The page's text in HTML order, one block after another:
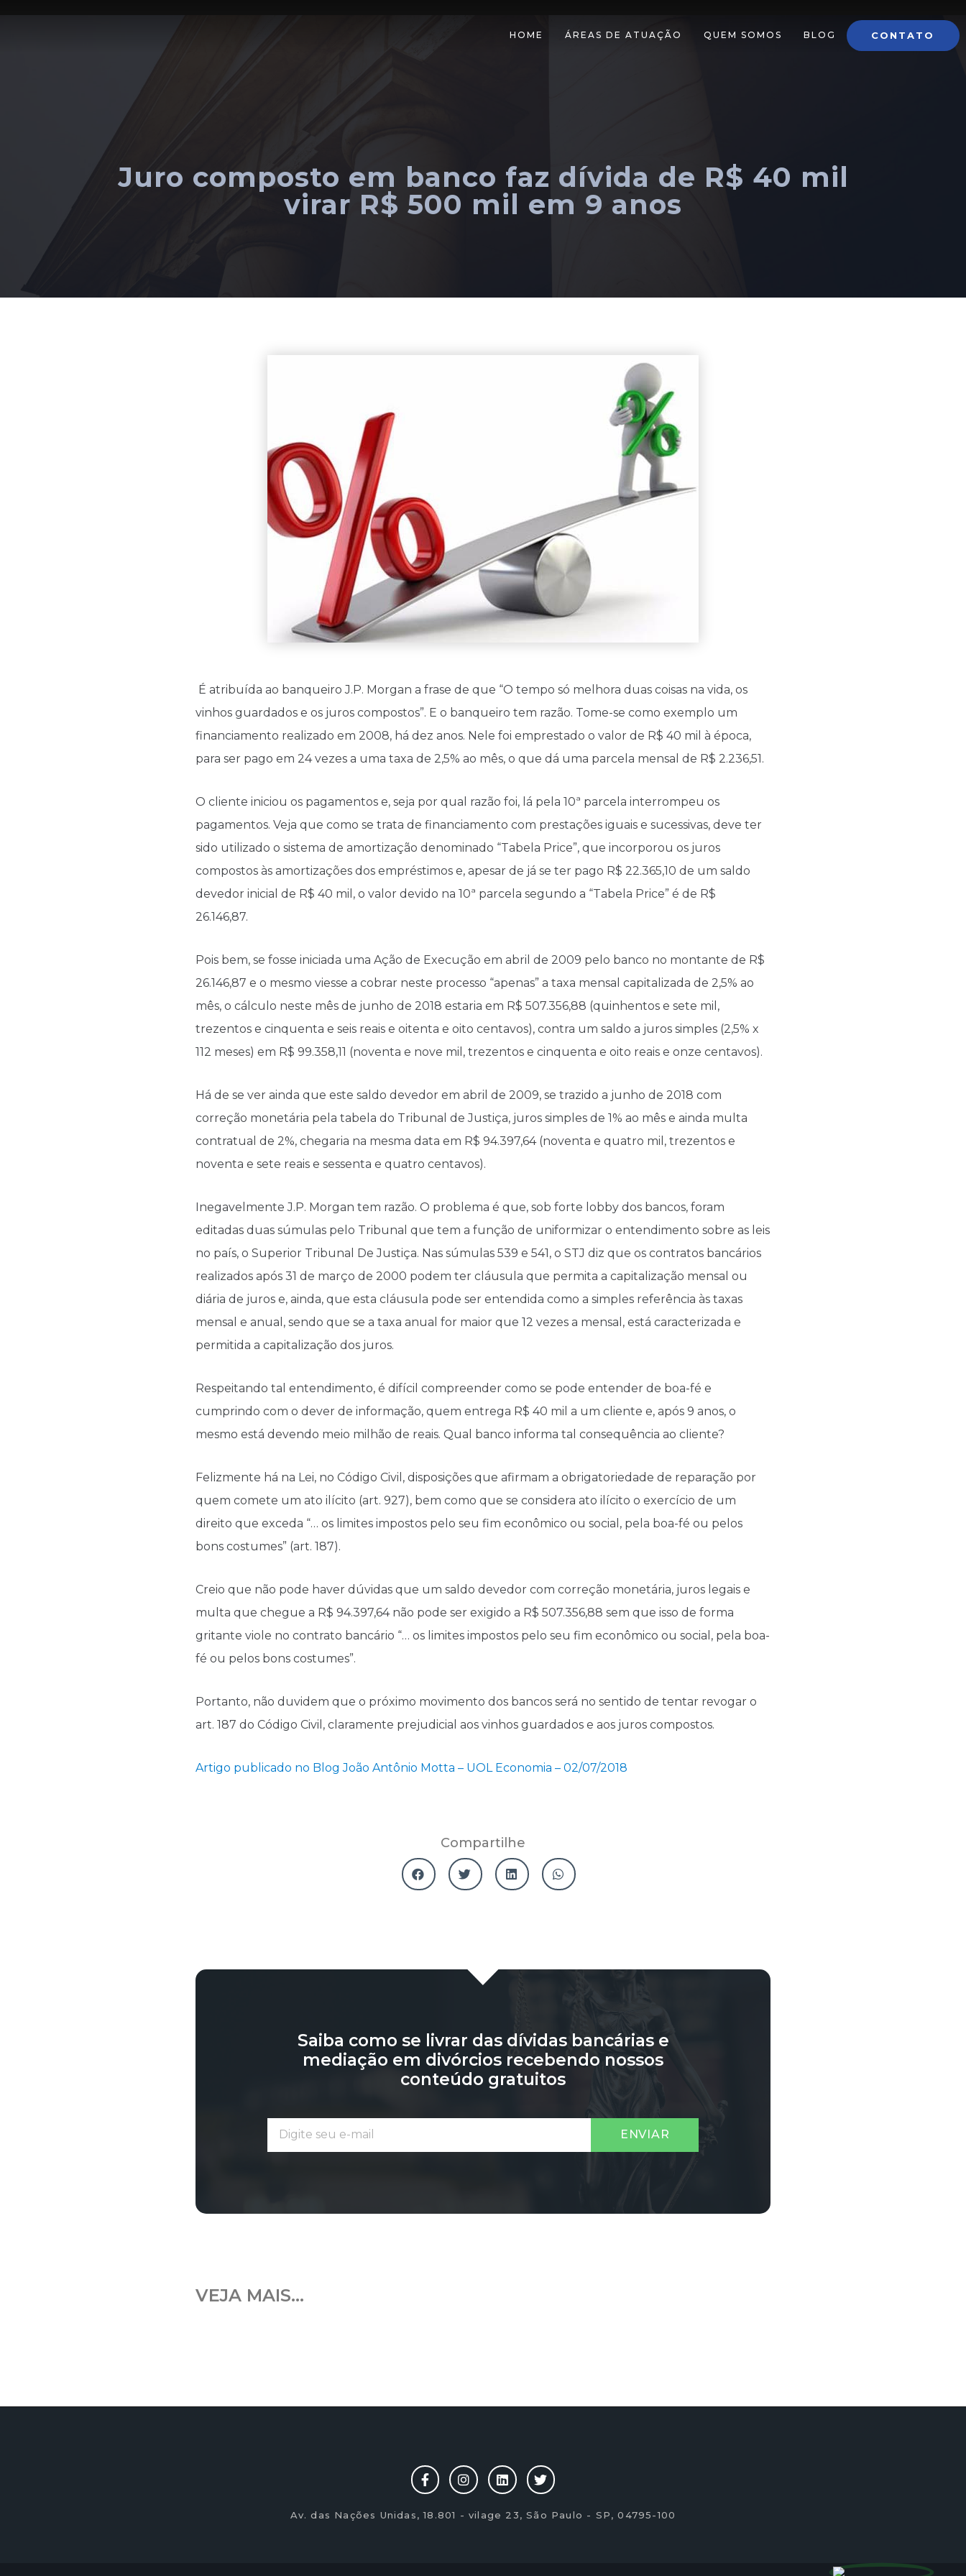
HOME ÁREAS DE ATUAÇÃO QUEM SOMOS BLOG CONTATO
Juro composto em banco faz dívida de R$ 40 mil
virar R$ 500 mil em 9 anos
É atribuída ao banqueiro J.P. Morgan a frase de que “O tempo só melhora duas coisas na vida, os
vinhos guardados e os juros compostos”. E o banqueiro tem razão. Tome-se como exemplo um
financiamento realizado em 2008, há dez anos. Nele foi emprestado o valor de R$ 40 mil à época,
para ser pago em 24 vezes a uma taxa de 2,5% ao mês, o que dá uma parcela mensal de R$ 2.236,51.
O cliente iniciou os pagamentos e, seja por qual razão foi, lá pela 10ª parcela interrompeu os
pagamentos. Veja que como se trata de financiamento com prestações iguais e sucessivas, deve ter
sido utilizado o sistema de amortização denominado “Tabela Price”, que incorporou os juros
compostos às amortizações dos empréstimos e, apesar de já se ter pago R$ 22.365,10 de um saldo
devedor inicial de R$ 40 mil, o valor devido na 10ª parcela segundo a “Tabela Price” é de R$
26.146,87.
Pois bem, se fosse iniciada uma Ação de Execução em abril de 2009 pelo banco no montante de R$
26.146,87 e o mesmo viesse a cobrar neste processo “apenas” a taxa mensal capitalizada de 2,5% ao
mês, o cálculo neste mês de junho de 2018 estaria em R$ 507.356,88 (quinhentos e sete mil,
trezentos e cinquenta e seis reais e oitenta e oito centavos), contra um saldo a juros simples (2,5% x
112 meses) em R$ 99.358,11 (noventa e nove mil, trezentos e cinquenta e oito reais e onze centavos).
Há de se ver ainda que este saldo devedor em abril de 2009, se trazido a junho de 2018 com
correção monetária pela tabela do Tribunal de Justiça, juros simples de 1% ao mês e ainda multa
contratual de 2%, chegaria na mesma data em R$ 94.397,64 (noventa e quatro mil, trezentos e
noventa e sete reais e sessenta e quatro centavos).
Inegavelmente J.P. Morgan tem razão. O problema é que, sob forte lobby dos bancos, foram
editadas duas súmulas pelo Tribunal que tem a função de uniformizar o entendimento sobre as leis
no país, o Superior Tribunal De Justiça. Nas súmulas 539 e 541, o STJ diz que os contratos bancários
realizados após 31 de março de 2000 podem ter cláusula que permita a capitalização mensal ou
diária de juros e, ainda, que esta cláusula pode ser entendida como a simples referência às taxas
mensal e anual, sendo que se a taxa anual for maior que 12 vezes a mensal, está caracterizada e
permitida a capitalização dos juros.
Respeitando tal entendimento, é difícil compreender como se pode entender de boa-fé e
cumprindo com o dever de informação, quem entrega R$ 40 mil a um cliente e, após 9 anos, o
mesmo está devendo meio milhão de reais. Qual banco informa tal consequência ao cliente?
Felizmente há na Lei, no Código Civil, disposições que afirmam a obrigatoriedade de reparação por
quem comete um ato ilícito (art. 927), bem como que se considera ato ilícito o exercício de um
direito que exceda “… os limites impostos pelo seu fim econômico ou social, pela boa-fé ou pelos
bons costumes” (art. 187).
Creio que não pode haver dúvidas que um saldo devedor com correção monetária, juros legais e
multa que chegue a R$ 94.397,64 não pode ser exigido a R$ 507.356,88 sem que isso de forma
gritante viole no contrato bancário “… os limites impostos pelo seu fim econômico ou social, pela boa-
fé ou pelos bons costumes”.
Portanto, não duvidem que o próximo movimento dos bancos será no sentido de tentar revogar o
art. 187 do Código Civil, claramente prejudicial aos vinhos guardados e aos juros compostos.
Artigo publicado no Blog João Antônio Motta – UOL Economia – 02/07/2018
Compartilhe
Saiba como se livrar das dívidas bancárias e
mediação em divórcios recebendo nossos
conteúdo gratuitos
ENVIAR
VEJA MAIS...
Av. das Nações Unidas, 18.801 - vilage 23, São Paulo - SP, 04795-100